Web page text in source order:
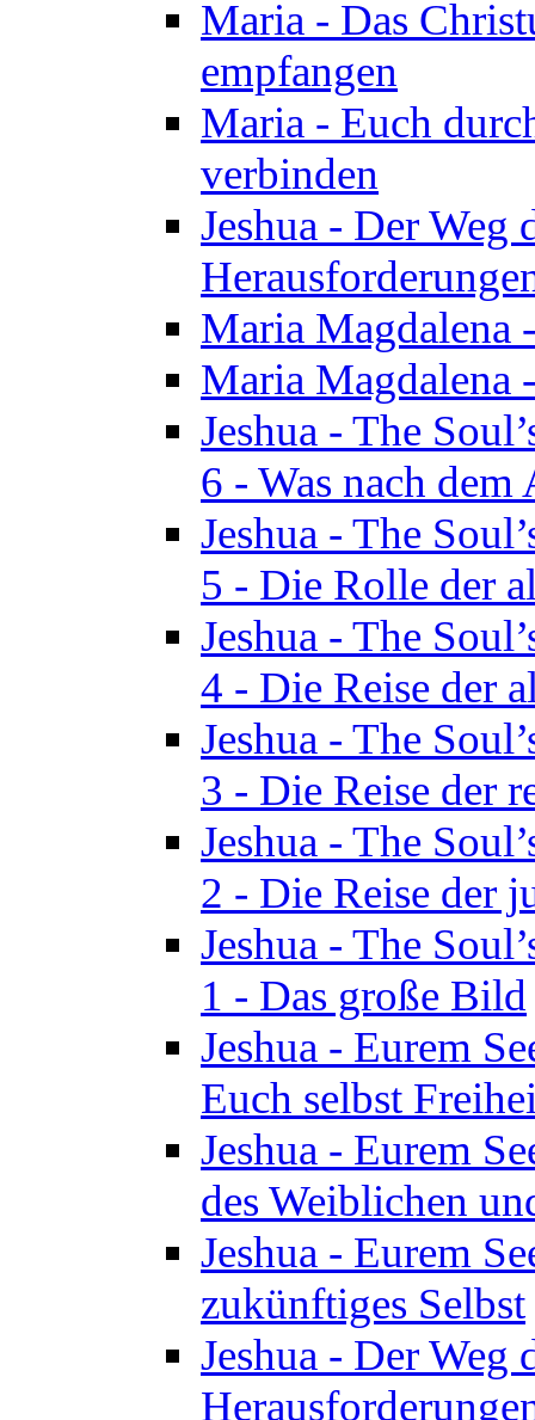
Maria - Das
empfangen
Maria - Euch
verbinden
Jeshua - Der Weg
Maria Magdalena
Maria Magdalena
Jeshua - The
6 - Was nach
Jeshua - The
5 - Die Rolle der
Jeshua - The
4 - Die Reise der
Jeshua - The
3 - Die Reise der
Jeshua - The
2 - Die Reise der
Jeshua - The
1 - Das große Bild
Jeshua - Eurem
Euch selbst
Jeshua - Eurem
des Weiblichen
Jeshua - Eurem
zukünftiges Selbst
Jeshua - Der Weg